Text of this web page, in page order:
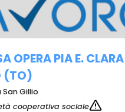
OPERA PIA E.
(TO)
San Gillio
cooperativa sociale